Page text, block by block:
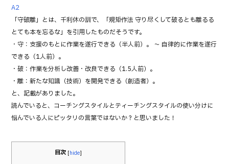
c
e
b
o
o
k
it
te
r
e
A2
「守破離」とは、千利休の訓で、「規矩作法 守り尽くして破るとも離るる
とても本を忘るな」を引用したものだそうです。
・守：支援のもとに作業を遂行できる（半人前）。 ～ 自律的に作業を遂行
できる（1人前）。
・破：作業を分析し改善・改良できる（1.5人前）。
・離：新たな知識（技術）を開発できる（創造者）。
と、記載がありました。
読んでいると、コーチングスタイルとティーチングスタイルの使い分けに
悩んでいる人にピッタリの言葉ではないか？と思いました！
目次 [hide]